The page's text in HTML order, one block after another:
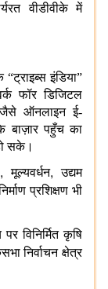
वीडीवीके
में
इंडिया”
फॉर डिजिटल
जैसे ऑनलाइन ई-
बाज़ार पहुँच का
सके।
,मूल्यवर्धन,उद्यम
प्रशिक्षण भी
पर विनिर्मित कृषि
निर्वाचन क्षेत्र